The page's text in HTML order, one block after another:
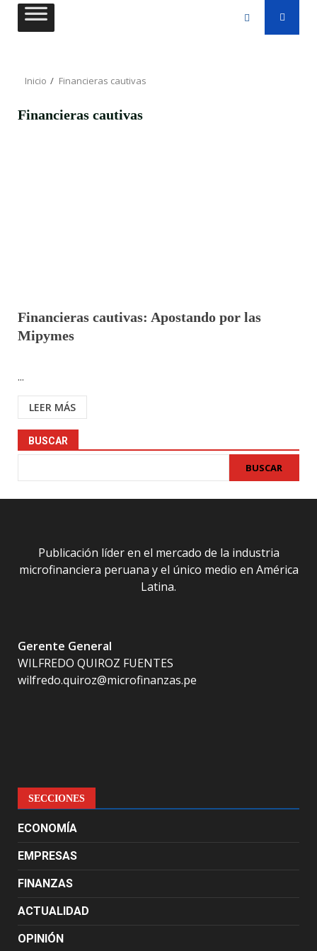
Saltar
Inicio Financieras cautivas
Financieras cautivas
Financieras cautivas: Apostando por las
Mipymes
...
LEER MÁS
BUSCAR
BUSCAR
Publicación líder en el mercado de la industria
microfinanciera peruana y el único medio en América
Latina.
Gerente General
WILFREDO QUIROZ FUENTES
wilfredo.quiroz@microfinanzas.pe
SECCIONES
ECONOMÍA
EMPRESAS
FINANZAS
ACTUALIDAD
OPINIÓN